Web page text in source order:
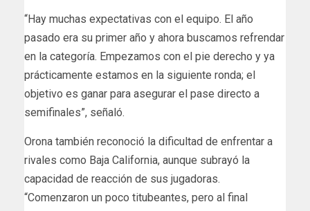
“Hay muchas expectativas con el equipo. El año
pasado era su primer año y ahora buscamos refrendar
en la categoría. Empezamos con el pie derecho y ya
prácticamente estamos en la siguiente ronda; el
objetivo es ganar para asegurar el pase directo a
semifinales”, señaló.
Orona también reconoció la dificultad de enfrentar a
rivales como Baja California, aunque subrayó la
capacidad de reacción de sus jugadoras.
“Comenzaron un poco titubeantes, pero al final